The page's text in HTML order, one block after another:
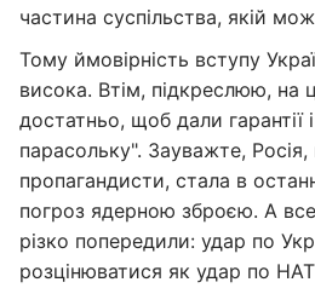
частина суспільства, якій
Тому ймовірність вступу
висока. Втім, підкреслюю, на
достатньо, щоб дали гарантії
парасольку". Зауважте, Росія,
пропагандисти, стала в
погроз ядерною зброєю. А
різко попередили: удар по
розцінюватися як удар по